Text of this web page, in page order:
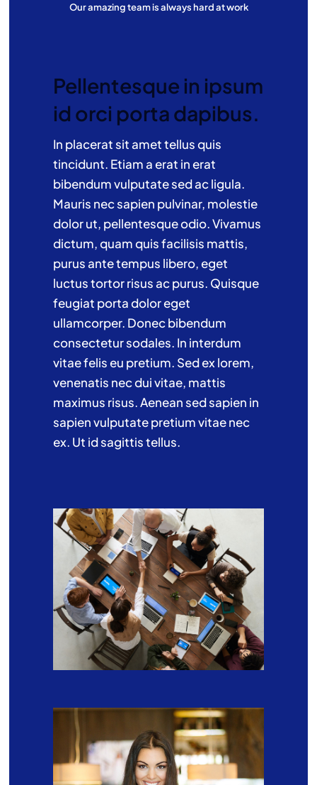
Our amazing team is always hard at work
Pellentesque in ipsum
id orci porta dapibus.
In placerat sit amet tellus quis
tincidunt. Etiam a erat in erat
bibendum vulputate sed ac ligula.
Mauris nec sapien pulvinar, molestie
dolor ut, pellentesque odio. Vivamus
dictum, quam quis facilisis mattis,
purus ante tempus libero, eget
luctus tortor risus ac purus. Quisque
feugiat porta dolor eget
ullamcorper. Donec bibendum
consectetur sodales. In interdum
vitae felis eu pretium. Sed ex lorem,
venenatis nec dui vitae, mattis
maximus risus. Aenean sed sapien in
sapien vulputate pretium vitae nec
ex. Ut id sagittis tellus.